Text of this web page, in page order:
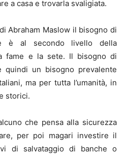
a casa e trovarla svaligiata.
Abraham Maslow il bisogno di
è al secondo livello della
fame e la sete. Il bisogno di
quindi un bisogno prevalente
ma per tutta l’umanità, in
storici.
che pensa alla sicurezza
per poi magari investire il
di salvataggio di banche o